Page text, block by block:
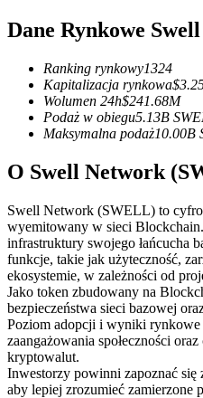
Kontrakty futures
Kopiowanie Transakcji
Dołącz do najlepszych
Dane Rynkowe
Ranking rynkowy1324
Kapitalizacja rynkowa$
Wolumen 24h$241.68M
Podaż w obiegu5.13B
Maksymalna podaż10.00B
O Swell Network
Swell Network (SWELL) to
wyemitowany w sieci
infrastruktury swojego łańcucha
funkcje, takie jak użyteczność,
ekosystemie, w zależności od
Jako token zbudowany na
bezpieczeństwa sieci bazowej
Poziom adopcji i wyniki rynkowe
zaangażowania społeczności
kryptowalut.
Inwestorzy powinni zapoznać
aby lepiej zrozumieć zamierzone